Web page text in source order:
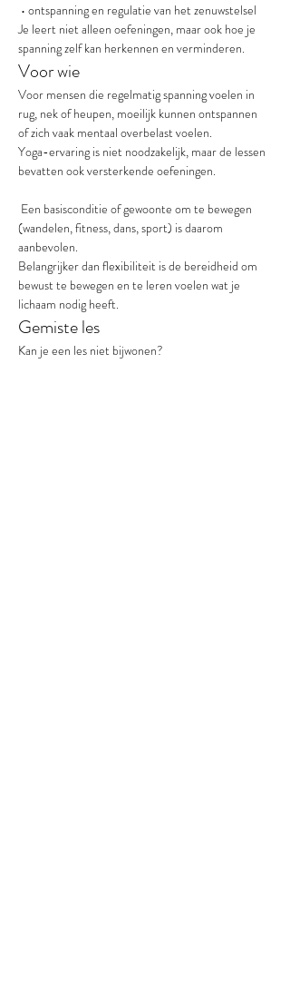
• ontspanning en regulatie van het zenuwstelsel
Je leert niet alleen oefeningen, maar ook hoe je
spanning zelf kan herkennen en verminderen.
Voor wie
Voor mensen die regelmatig spanning voelen in
rug, nek of heupen, moeilijk kunnen ontspannen
of zich vaak mentaal overbelast voelen.
Yoga-ervaring is niet noodzakelijk, maar de lessen
bevatten ook versterkende oefeningen.
Een basisconditie of gewoonte om te bewegen
(wandelen, fitness, dans, sport) is daarom
aanbevolen.
Belangrijker dan flexibiliteit is de bereidheid om
bewust te bewegen en te leren voelen wat je
lichaam nodig heeft.
Gemiste les
Kan je een les niet bijwonen?